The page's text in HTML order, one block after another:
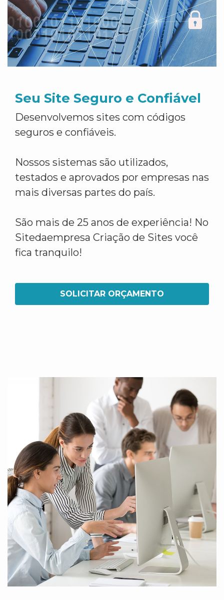
Seu Site Seguro e Confiável
Desenvolvemos sites com códigos
seguros e confiáveis.
Nossos sistemas são utilizados,
testados e aprovados por empresas nas
mais diversas partes do país.
São mais de 25 anos de experiência! No
Sitedaempresa Criação de Sites você
fica tranquilo!
SOLICITAR ORÇAMENTO